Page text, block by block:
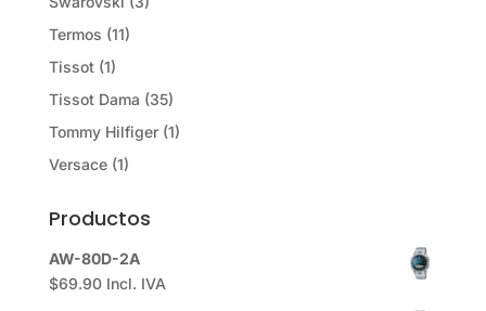
Termos (11)
Tissot (1)
Tissot Dama (35)
Tommy Hilfiger (1)
Versace (1)
Productos
AW-80D-2A
$69.90 Incl. IVA